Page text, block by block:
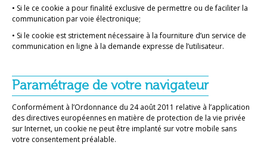
• Si le ce cookie a pour finalité exclusive de permettre ou de faciliter la
communication par voie électronique;
• Si le cookie est strictement nécessaire à la fourniture d’un service de
communication en ligne à la demande expresse de l’utilisateur.
Paramétrage de votre navigateur
Conformément à l’Ordonnance du 24 août 2011 relative à l’application
des directives européennes en matière de protection de la vie privée
sur Internet, un cookie ne peut être implanté sur votre mobile sans
votre consentement préalable.